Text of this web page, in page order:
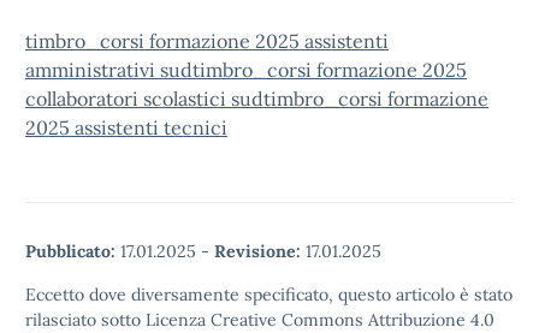
timbro_corsi formazione 2025 assistenti
amministrativi sudtimbro_corsi formazione 2025
collaboratori scolastici sudtimbro_corsi formazione
2025 assistenti tecnici
Pubblicato: 17.01.2025 - Revisione: 17.01.2025
Eccetto dove diversamente specificato, questo articolo è stato
rilasciato sotto Licenza Creative Commons Attribuzione 4.0